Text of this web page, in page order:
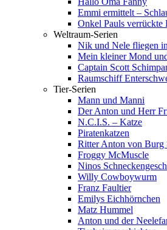
Emmi ermittelt –
Onkel Pauls verrückte
Weltraum-Serien
Nik und Nele fliegen
Mein kleiner Mond
Captain Scott
Raumschiff
Tier-Serien
Mann und Manni
Der Anton und Herr
N.C.I.S. – Katze
Piratenkatzen
Ritter Anton von Burg
Froggy McMuscle
Ninos
Willy Cowboywurm
Franz Faultier
Emilys Eichhörnchen
Matz Hummel
Anton und der